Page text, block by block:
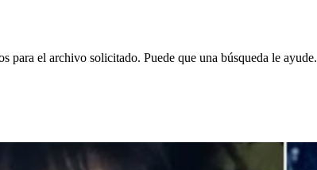
para el archivo solicitado. Puede que una búsqueda le ayude.